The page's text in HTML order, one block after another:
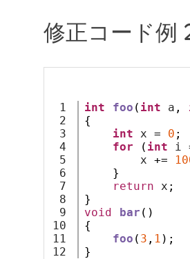
修正コード例
1
2
3
4
5
6
7
8
9
10
11
int foo ( int a ,
{
int x = 0 ;
for
( int i
x +=
}
return x ;
}
void
bar ()
{
foo ( 3 , 1 );
}